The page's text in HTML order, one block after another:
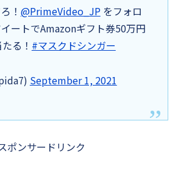
！ @PrimeVideo_JPをフォロ
ートでAmazonギフト券50万円
る！ #マスクドシンガー
September 1, 2021
ポンサードリンク